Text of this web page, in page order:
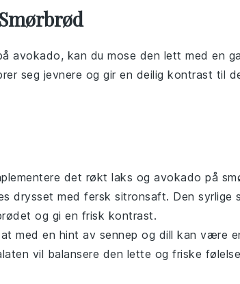
avokado, kan du mose den lett med en
seg jevnere og gir en deilig kontrast til
det røkt laks og avokado på
drysset med fersk sitronsaft. Den syrlige
og gi en frisk kontrast.
med en hint av sennep og dill kan være
vil balansere den lette og friske